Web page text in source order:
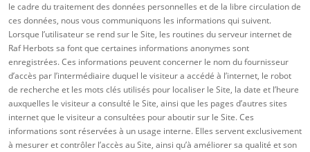
le cadre du traitement des données personnelles et de la libre circulation de
ces données, nous vous communiquons les informations qui suivent.
Lorsque l’utilisateur se rend sur le Site, les routines du serveur internet de
Raf Herbots sa font que certaines informations anonymes sont
enregistrées. Ces informations peuvent concerner le nom du fournisseur
d’accès par l’intermédiaire duquel le visiteur a accédé à l’internet, le robot
de recherche et les mots clés utilisés pour localiser le Site, la date et l’heure
auxquelles le visiteur a consulté le Site, ainsi que les pages d’autres sites
internet que le visiteur a consultées pour aboutir sur le Site. Ces
informations sont réservées à un usage interne. Elles servent exclusivement
à mesurer et contrôler l’accès au Site, ainsi qu’à améliorer sa qualité et son